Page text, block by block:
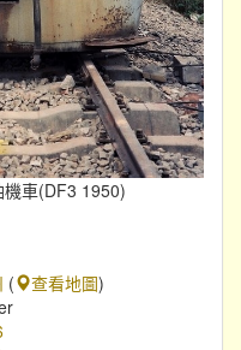
車(DF3 1950)
( 查看地圖)